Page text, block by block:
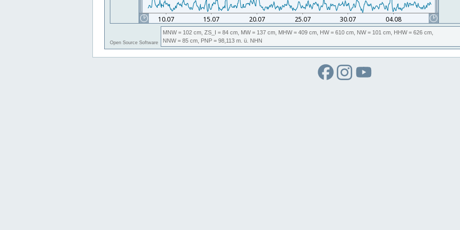
Open Source Software
MNW= 102 cm, ZS_I = 84 cm, MW= 137 cm, MHW= 409 cm, HW= 610 cm, NW= 101 cm, HHW= 626 cm,
NNW= 85 cm, PNP = 98,113 m. ü. NHN